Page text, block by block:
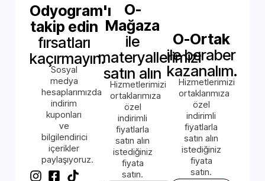
Odyogram'ı
takip edin
fırsatları
kaçırmayın.
Sosyal
medya
hesaplarımızda
indirim
kuponları
ve
bilgilendirici
içerikler
paylaşıyoruz.
O-
Mağaza
ile
materyallerimizi
satın alın
Hizmetlerimizi
ortaklarımıza
özel
indirimli
fiyatlarla
satın alın
istediğiniz
fiyata
satın.
O-Ortak
ile beraber
kazanalım.
Hizmetlerimizi
ortaklarımıza
özel
indirimli
fiyatlarla
satın alın
istediğiniz
fiyata
satın.